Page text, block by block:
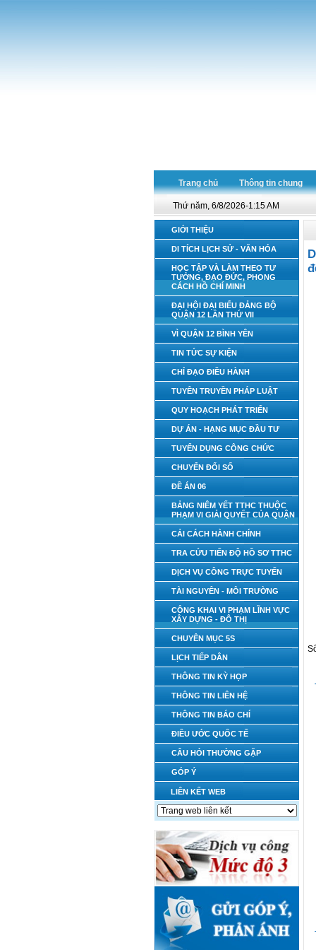
Trang chủ Thông tin chung
Thứ năm, 6/8/2026-1:15 AM
GIỚI THIỆU
DI TÍCH LỊCH SỬ - VĂN HÓA
HỌC TẬP VÀ LÀM THEO TƯ
TƯỞNG, ĐẠO ĐỨC, PHONG
CÁCH HỒ CHÍ MINH
ĐẠI HỘI ĐẠI BIỂU ĐẢNG BỘ
QUẬN 12 LẦN THỨ VII
VÌ QUẬN 12 BÌNH YÊN
TIN TỨC SỰ KIỆN
CHỈ ĐẠO ĐIỀU HÀNH
TUYÊN TRUYỀN PHÁP LUẬT
QUY HOẠCH PHÁT TRIỂN
DỰ ÁN - HẠNG MỤC ĐẦU TƯ
TUYỂN DỤNG CÔNG CHỨC
CHUYỂN ĐỔI SỐ
ĐỀ ÁN 06
BẢNG NIÊM YẾT TTHC THUỘC
PHẠM VI GIẢI QUYẾT CỦA QUẬN
CẢI CÁCH HÀNH CHÍNH
TRA CỨU TIẾN ĐỘ HỒ SƠ TTHC
DỊCH VỤ CÔNG TRỰC TUYẾN
TÀI NGUYÊN - MÔI TRƯỜNG
CÔNG KHAI VI PHẠM LĨNH VỰC
XÂY DỰNG - ĐÔ THỊ
CHUYÊN MỤC 5S
LỊCH TIẾP DÂN
THÔNG TIN KỲ HỌP
THÔNG TIN LIÊN HỆ
THÔNG TIN BÁO CHÍ
ĐIỀU ƯỚC QUỐC TẾ
CÂU HỎI THƯỜNG GẶP
GÓP Ý
LIÊN KẾT WEB